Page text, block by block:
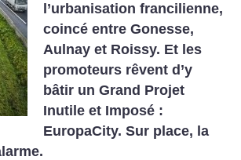
l’urbanisation francilienne,
coincé entre Gonesse,
Aulnay et Roissy. Et les
promoteurs rêvent d’y
bâtir un Grand Projet
Inutile et Imposé :
EuropaCity. Sur place, la